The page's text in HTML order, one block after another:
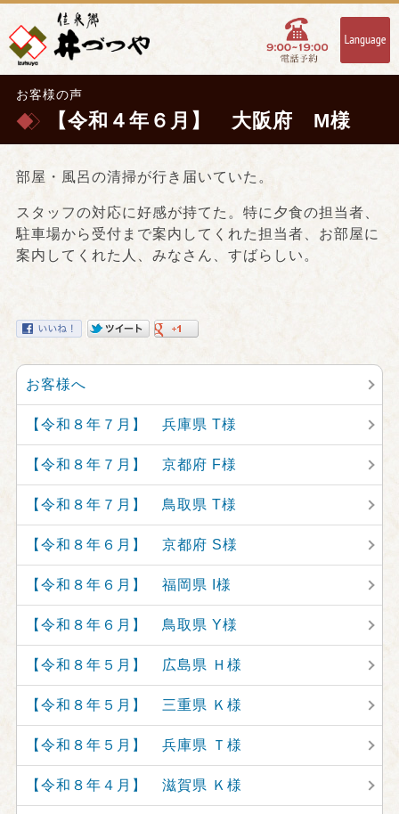
お客様の声
【令和４年６月】 大阪府 M様
部屋・風呂の清掃が行き届いていた。
スタッフの対応に好感が持てた。特に夕食の担当者、
駐車場から受付まで案内してくれた担当者、お部屋に
案内してくれた人、みなさん、すばらしい。
お客様へ
【令和８年７月】 兵庫県 T様
【令和８年７月】 京都府 F様
【令和８年７月】 鳥取県 T様
【令和８年６月】 京都府 S様
【令和８年６月】 福岡県 I様
【令和８年６月】 鳥取県 Y様
【令和８年５月】 広島県 Ｈ様
【令和８年５月】 三重県 Ｋ様
【令和８年５月】 兵庫県 Ｔ様
【令和８年４月】 滋賀県 Ｋ様